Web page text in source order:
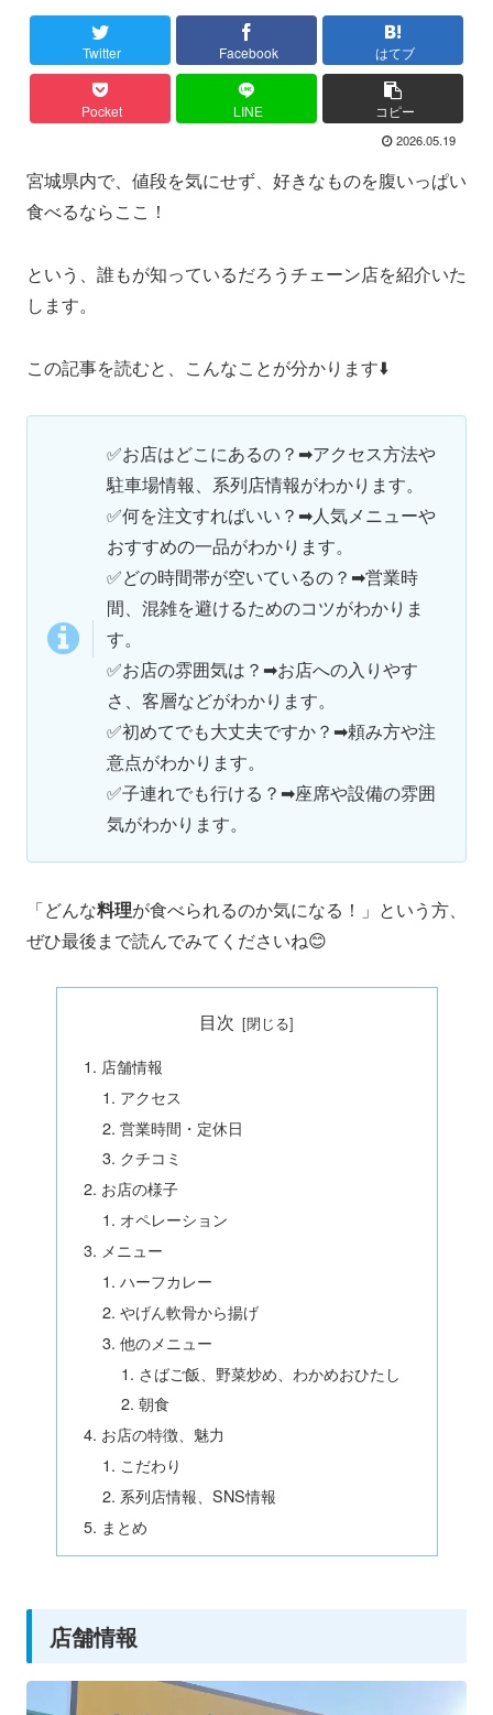
Twitter Facebook はてブ
Pocket LINE コピー
2026.05.19
宮城県内で、値段を気にせず、好きなものを腹いっぱい
食べるならここ！
という、誰もが知っているだろうチェーン店を紹介いた
します。
この記事を読むと、こんなことが分かります⬇️
✅お店はどこにあるの？➡アクセス方法や
駐車場情報、系列店情報がわかります。
✅何を注文すればいい？➡人気メニューや
おすすめの一品がわかります。
✅どの時間帯が空いているの？➡営業時
間、混雑を避けるためのコツがわかりま
す。
✅お店の雰囲気は？➡お店への入りやす
さ、客層などがわかります。
✅初めてでも大丈夫ですか？➡頼み方や注
意点がわかります。
✅子連れでも行ける？➡座席や設備の雰囲
気がわかります。
「どんな料理が食べられるのか気になる！」という方、
ぜひ最後まで読んでみてくださいね😊
目次
店舗情報
アクセス
営業時間・定休日
クチコミ
お店の様子
オペレーション
メニュー
ハーフカレー
やげん軟骨から揚げ
他のメニュー
さばご飯、野菜炒め、わかめおひたし
朝食
お店の特徴、魅力
こだわり
系列店情報、SNS情報
まとめ
店舗情報